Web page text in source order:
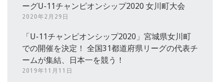
ーグU-11チャンピオンシップ2020 女川町大会
2020年2月29日
「U-11チャンピオンシップ2020」宮城県女川町
での開催を決定！ 全国31都道府県リーグの代表チ
ームが集結、日本一を競う！
2019年11月11日